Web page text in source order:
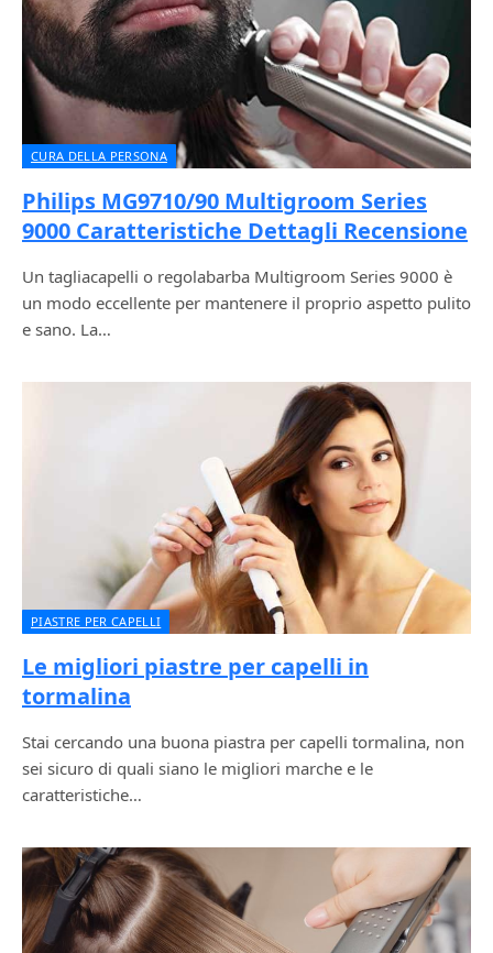
CURA DELLA PERSONA
Philips MG9710/90 Multigroom Series
9000 Caratteristiche Dettagli Recensione
Un tagliacapelli o regolabarba Multigroom Series 9000 è
un modo eccellente per mantenere il proprio aspetto pulito
e sano. La…
PIASTRE PER CAPELLI
Le migliori piastre per capelli in
tormalina
Stai cercando una buona piastra per capelli tormalina, non
sei sicuro di quali siano le migliori marche e le
caratteristiche…